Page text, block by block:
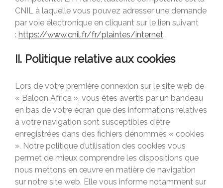
CNIL à laquelle vous pouvez adresser une demande
par voie électronique en cliquant sur le lien suivant
: https://www.cnil.fr/fr/plaintes/internet.
II. Politique relative aux cookies
Lors de votre première connexion sur le site web de
« Baloon Africa », vous êtes avertis par un bandeau
en bas de votre écran que des informations relatives
à votre navigation sont susceptibles d’être
enregistrées dans des fichiers dénommés « cookies
». Notre politique d’utilisation des cookies vous
permet de mieux comprendre les dispositions que
nous mettons en œuvre en matière de navigation
sur notre site web. Elle vous informe notamment sur